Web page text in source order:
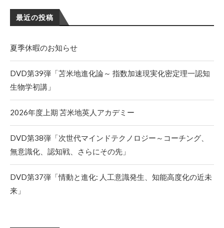
最近の投稿
夏季休暇のお知らせ
DVD第39弾「苫米地進化論～ 指数加速現実化密定理一認知
生物学初講」
2026年度上期 苫米地英人アカデミー
DVD第38弾「次世代マインドテクノロジー～コーチング、
無意識化、認知戦、さらにその先」
DVD第37弾「情動と進化: 人工意識発生、知能高度化の近未
来」